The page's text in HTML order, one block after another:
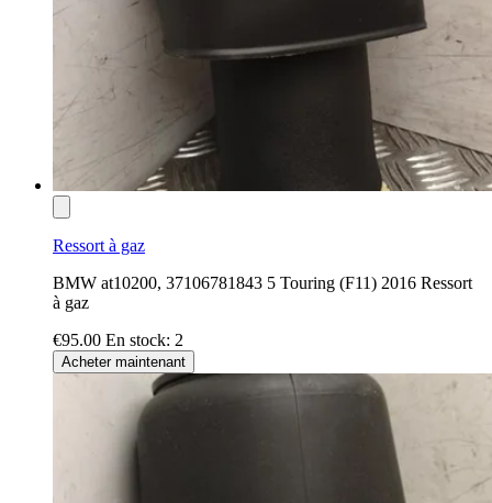
Ressort à gaz
BMW at10200, 37106781843 5 Touring (F11) 2016 Ressort
à gaz
€95.00 En stock: 2
Acheter maintenant